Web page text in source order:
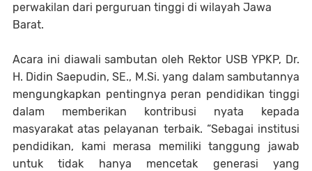
perwakilan dari perguruan tinggi di wilayah Jawa
Barat.
Acara ini diawali sambutan oleh Rektor USB YPKP, Dr.
H. Didin Saepudin, SE., M.Si. yang dalam sambutannya
mengungkapkan pentingnya peran pendidikan tinggi
dalam memberikan kontribusi nyata kepada
masyarakat atas pelayanan terbaik. “Sebagai institusi
pendidikan, kami merasa memiliki tanggung jawab
untuk tidak hanya mencetak generasi yang